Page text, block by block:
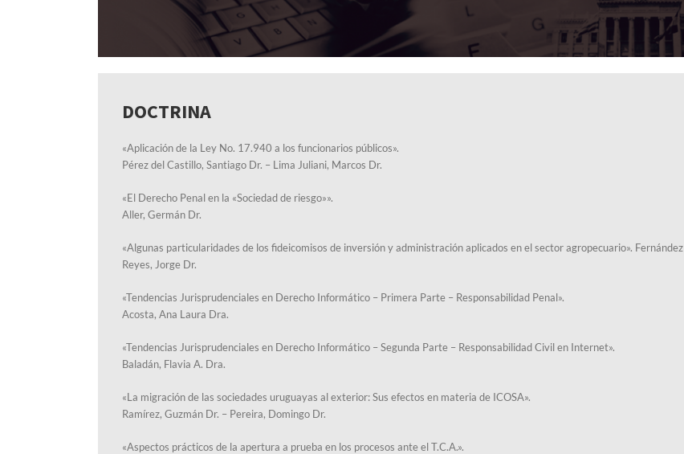
DOCTRINA
«Aplicación de la Ley No. 17.940 a los funcionarios públicos».
Pérez del Castillo, Santiago Dr. – Lima Juliani, Marcos Dr.
«El Derecho Penal en la «Sociedad de riesgo»».
Aller, Germán Dr.
«Algunas particularidades de los fideicomisos de inversión y administración aplicados en el sector agropecuario». Fernández
Reyes, Jorge Dr.
«Tendencias Jurisprudenciales en Derecho Informático – Primera Parte – Responsabilidad Penal».
Acosta, Ana Laura Dra.
«Tendencias Jurisprudenciales en Derecho Informático – Segunda Parte – Responsabilidad Civil en Internet».
Baladán, Flavia A. Dra.
«La migración de las sociedades uruguayas al exterior: Sus efectos en materia de ICOSA».
Ramírez, Guzmán Dr. – Pereira, Domingo Dr.
«Aspectos prácticos de la apertura a prueba en los procesos ante el T.C.A.».